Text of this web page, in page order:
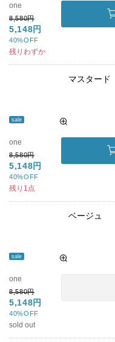
one
8,580円
5,148円
40%OFF
残りわずか
sale
マスタード
one
8,580円
5,148円
40%OFF
残り1点
sale
ベージュ
one
8,580円
5,148円
40%OFF
sold out